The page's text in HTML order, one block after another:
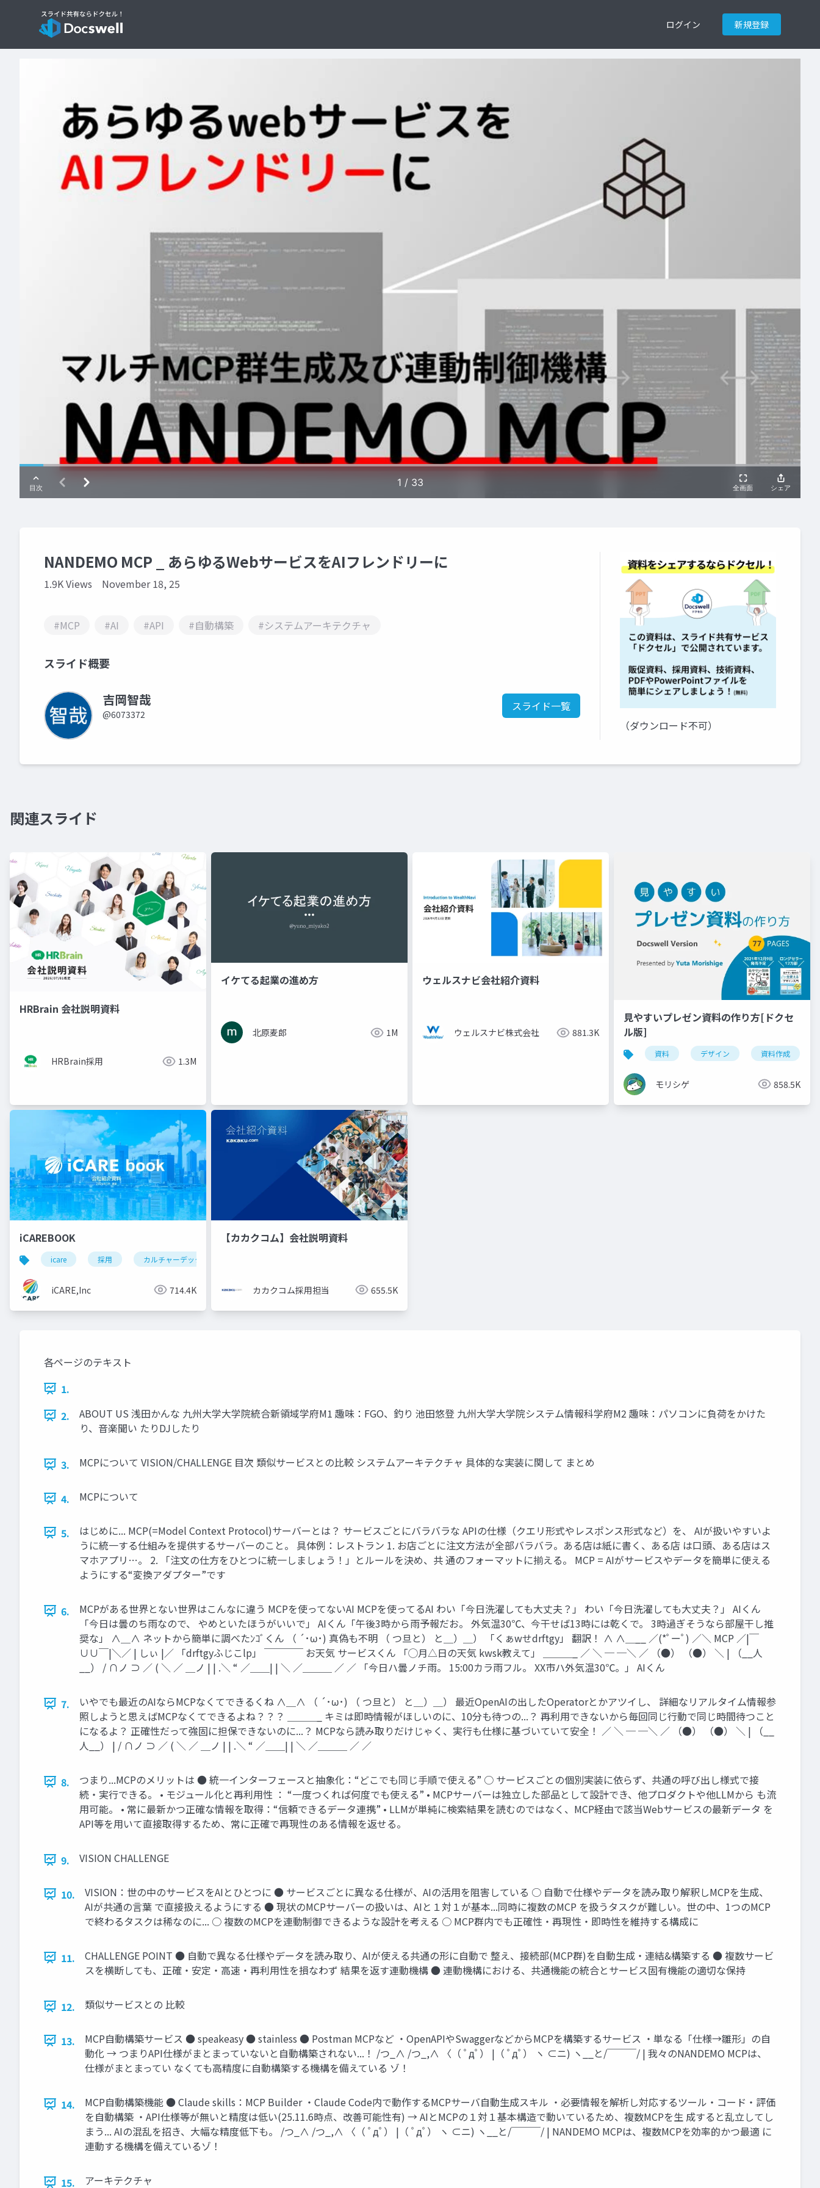
ログイン 新規登録
NANDEMO MCP _ あらゆるWebサービスをAIフレンドリーに
1.9K Views November 18, 25
#MCP #AI #API #自動構築 #システムアーキテクチャ
スライド概要
吉岡智哉
@6073372
スライド一覧
（ダウンロード不可）
関連スライド
HRBrain 会社説明資料
HRBrain採用 1.3M
イケてる起業の進め方
北原麦郎 1M
ウェルスナビ会社紹介資料
ウェルスナビ株式会社 881.3K
見やすいプレゼン資料の作り方[ドクセ
ル版]
資料 デザイン 資料作成
モリシゲ 858.5K
iCAREBOOK
icare 採用 カルチャーデック
iCARE,Inc 714.4K
【カカクコム】会社説明資料
カカクコム採用担当 655.5K
各ページのテキスト
1.
2.
ABOUT US 浅田かんな 九州大学大学院統合新領域学府M1 趣味：FGO、釣り 池田悠登 九州大学大学院システム情報科学府M2 趣味：パソコンに負荷をかけた
り、音楽聞い たりDJしたり
3. MCPについて VISION/CHALLENGE 目次 類似サービスとの比較 システムアーキテクチャ 具体的な実装に関して まとめ
4. MCPについて
5.
はじめに... MCP(=Model Context Protocol)サーバーとは？ サービスごとにバラバラな APIの仕様（クエリ形式やレスポンス形式など）を、 AIが扱いやすいよ
うに統一する仕組みを提供するサーバーのこと。 具体例：レストラン 1. お店ごとに注文方法が全部バラバラ。ある店は紙に書く、ある店 は口頭、ある店はス
マホアプリ…。 2. 「注文の仕方をひとつに統一しましょう！」とルールを決め、共 通のフォーマットに揃える。 MCP = AIがサービスやデータを簡単に使える
ようにする“変換アダプター”です
6.
MCPがある世界とない世界はこんなに違う MCPを使ってないAI MCPを使ってるAI わい「今日洗濯しても大丈夫？」 わい「今日洗濯しても大丈夫？」 AIくん
「今日は曇のち雨なので、 やめといたほうがいいで」 AIくん「午後3時から雨予報だお。 外気温30℃、今干せば13時には乾くで。 3時過ぎそうなら部屋干し推
奨な」 ∧＿∧ ネットから簡単に調べたﾝｺﾞくん （ ´･ω･) 真偽も不明 （ つ旦と） と＿）＿） 「くぁwせdrftgy」 翻訳！ ∧ ∧＿__ ／(*ﾟーﾟ) ／＼ MCP ／|￣
∪∪￣|＼／ | しぃ |／ 「drftgyふじこlp」 ￣￣￣￣ お天気 サービスくん 「◯月△日の天気 kwsk教えて」 ＿＿＿_ ／ ＼ ─ ─＼ ／ （●） （●） ＼ | （__人
__） / ∩ノ ⊃ ／ ( ＼ ／ ＿ノ | | .＼ “ ／＿＿| | ＼ ／＿＿＿ ／ ／ 「今日ハ曇ノチ雨。 15:00カラ雨フル。 XX市ハ外気温30℃。」 AIくん
7.
いやでも最近のAIならMCPなくてできるくね ∧＿∧ （ ´･ω･) （ つ旦と） と＿）＿） 最近OpenAIの出したOperatorとかアツイし、 詳細なリアルタイム情報参
照しようと思えばMCPなくてできるよね？？？ ＿＿＿_ キミは即時情報がほしいのに、10分も待つの...？ 再利用できないから毎回同じ行動で同じ時間待つこと
になるよ？ 正確性だって強固に担保できないのに...？ MCPなら読み取りだけじゃく、実行も仕様に基づいていて安全！ ／ ＼ ─ ─＼ ／ （●） （●） ＼ | （__
人__） | / ∩ノ ⊃ ／ ( ＼ ／ ＿ノ | | .＼ “ ／＿＿| | ＼ ／＿＿＿ ／ ／
8.
つまり...MCPのメリットは ● 統一インターフェースと抽象化：“どこでも同じ手順で使える” ○ サービスごとの個別実装に依らず、共通の呼び出し様式で接
続・実行できる。 • モジュール化と再利用性 ： “一度つくれば何度でも使える” • MCPサーバーは独立した部品として設計でき、他プロダクトや他LLMから も流
用可能。 • 常に最新かつ正確な情報を取得：“信頼できるデータ連携” • LLMが単純に検索結果を読むのではなく、MCP経由で該当Webサービスの最新データ を
API等を用いて直接取得するため、常に正確で再現性のある情報を返せる。
9. VISION CHALLENGE
10.
VISION：世の中のサービスをAIとひとつに ● サービスごとに異なる仕様が、AIの活用を阻害している ○ 自動で仕様やデータを読み取り解釈しMCPを生成、
AIが共通の言葉 で直接扱えるようにする ● 現状のMCPサーバーの扱いは、AIと１対１が基本...同時に複数のMCP を扱うタスクが難しい。世の中、1つのMCP
で終わるタスクは稀なのに... ○ 複数のMCPを連動制御できるような設計を考える ○ MCP群内でも正確性・再現性・即時性を維持する構成に
11.
CHALLENGE POINT ● 自動で異なる仕様やデータを読み取り、AIが使える共通の形に自動で 整え、接続部(MCP群)を自動生成・連結&構築する ● 複数サービ
スを横断しても、正確・安定・高速・再利用性を損なわず 結果を返す連動機構 ● 連動機構における、共通機能の統合とサービス固有機能の適切な保持
12. 類似サービスとの 比較
13.
MCP自動構築サービス ● speakeasy ● stainless ● Postman MCPなど ・OpenAPIやSwaggerなどからMCPを構築するサービス ・単なる「仕様→雛形」の自
動化 → つまりAPI仕様がまとまっていないと自動構築されない...！ /つ_∧ /つ_,∧ 〈（ ﾟдﾟ） |（ ﾟдﾟ） ヽ ⊂ニ) ヽ__と/￣￣￣/ | 我々のNANDEMO MCPは、
仕様がまとまってい なくても高精度に自動構築する機構を備えている ゾ！
14.
MCP自動構築機能 ● Claude skills：MCP Builder ・Claude Code内で動作するMCPサーバ自動生成スキル ・必要情報を解析し対応するツール・コード・評価
を自動構築 ・API仕様等が無いと精度は低い(25.11.6時点、改善可能性有) → AIとMCPの１対１基本構造で動いているため、複数MCPを生 成すると乱立してし
まう... AIの混乱を招き、大幅な精度低下も。 /つ_∧ /つ_,∧ 〈（ ﾟдﾟ） |（ ﾟдﾟ） ヽ ⊂ニ) ヽ__と/￣￣￣/ | NANDEMO MCPは、複数MCPを効率的かつ最適 に
連動する機構を備えているゾ！
15. アーキテクチャ